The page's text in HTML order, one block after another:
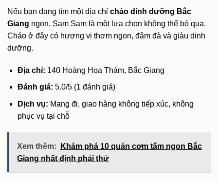
Nếu bạn đang tìm một địa chỉ cháo dinh dưỡng Bắc
Giang ngon, Sam Sam là một lựa chọn không thể bỏ qua.
Cháo ở đây có hương vị thơm ngon, đậm đà và giàu dinh
dưỡng.
Địa chỉ: 140 Hoàng Hoa Thám, Bắc Giang
Đánh giá: 5.0/5 (1 đánh giá)
Dịch vụ: Mang đi, giao hàng không tiếp xúc, không
phục vụ tại chỗ
Xem thêm:
Khám phá 10 quán cơm tấm ngon Bắc
Giang nhất định phải thử